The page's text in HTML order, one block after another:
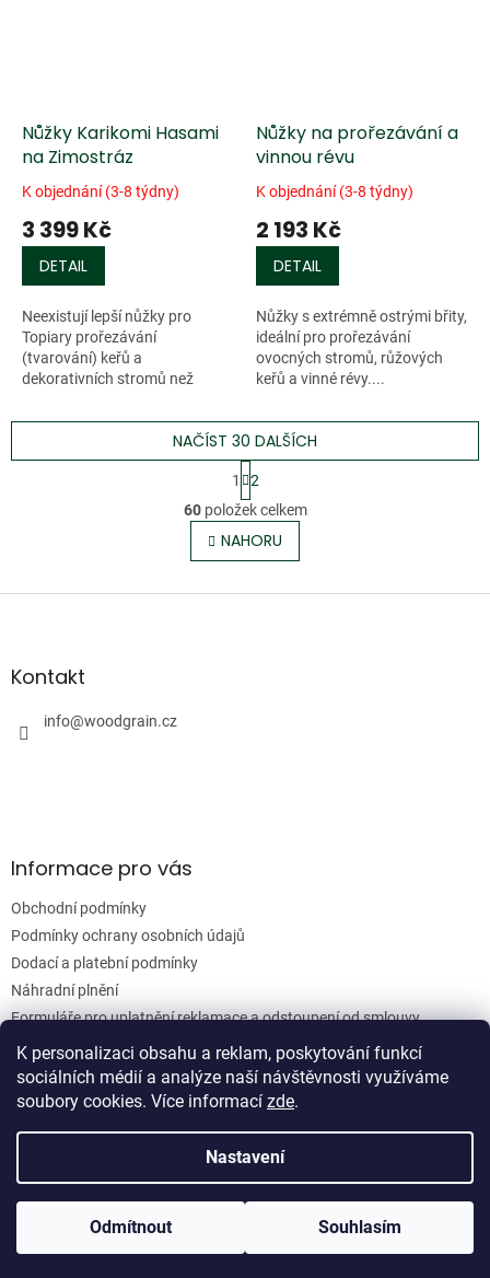
K personalizaci obsahu a reklam, poskytování funkcí
sociálních médií a analýze naší návštěvnosti využíváme
soubory cookies. Více informací zde.
Nastavení
Odmítnout Souhlasím
Nůžky Karikomi Hasami
na Zimostráz
K objednání (3-8 týdny)
3 399 Kč
DETAIL
Neexistují lepší nůžky pro
Topiary prořezávání
(tvarování) keřů a
dekorativních stromů než
Nůžky na prořezávání a
vinnou révu
K objednání (3-8 týdny)
2 193 Kč
DETAIL
Nůžky s extrémně ostrými břity,
ideální pro prořezávání
ovocných stromů, růžových
keřů a vinné révy....
O
v
l
á
NAČÍST 30 DALŠÍCH
S
t
r
á
n
k
v
1
2
60položek celkem
NAHORU
Z
aKontakt
info@woodgrain.cz
Informace pro vás
Obchodní podmínky
Podmínky ochrany osobních údajů
Dodací a platební podmínky
Náhradní plnění
Formuláře pro uplatnění reklamace a odstoupení od smlouvy
Moje objednávka
Woodgrain s.r.o.
Upravit nastavení cookies